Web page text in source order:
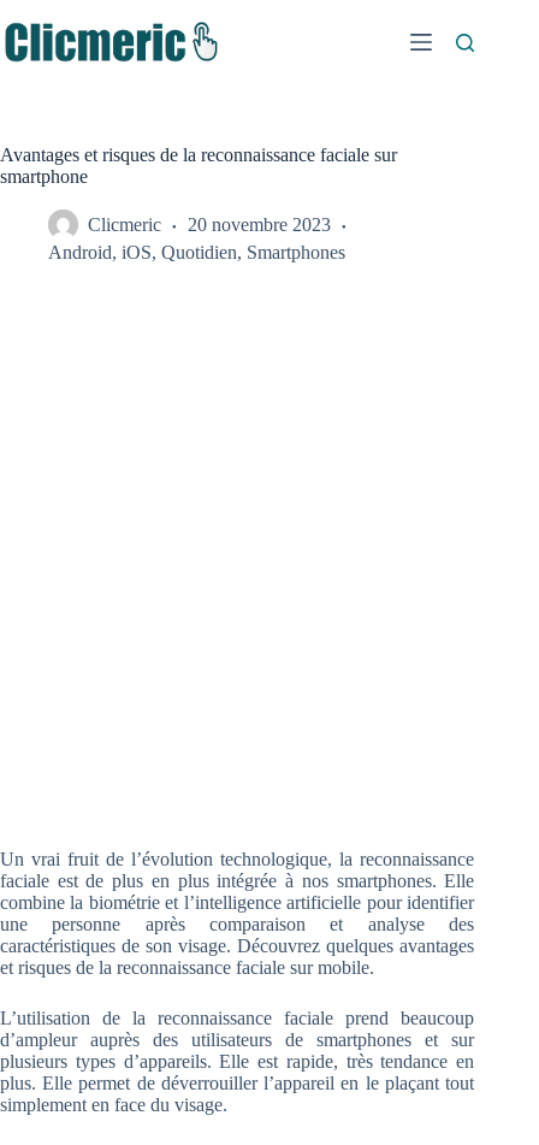
au
contenu
Avantages et risques de la reconnaissance faciale sur
smartphone
Clicmeric
20 novembre 2023
Android, iOS, Quotidien, Smartphones
Un vrai fruit de l’évolution technologique, la reconnaissance
faciale est de plus en plus intégrée à nos smartphones. Elle
combine la biométrie et l’intelligence artificielle pour identifier
une personne après comparaison et analyse des
caractéristiques de son visage. Découvrez quelques avantages
et risques de la reconnaissance faciale sur mobile.
L’utilisation de la reconnaissance faciale prend beaucoup
d’ampleur auprès des utilisateurs de smartphones et sur
plusieurs types d’appareils. Elle est rapide, très tendance en
plus. Elle permet de déverrouiller l’appareil en le plaçant tout
simplement en face du visage.